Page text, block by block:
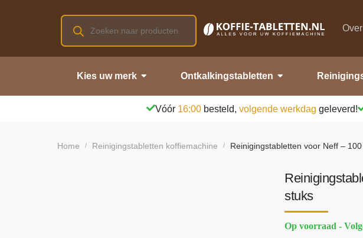
Kies uw merk Ontkalkingstabletten
Vóór 16:00 besteld, volgende werkdag geleverd!
Home / Reinigingstabletten koffiemachine / Reinigingstabletten voor Neff –
stuks
Op voorraad -